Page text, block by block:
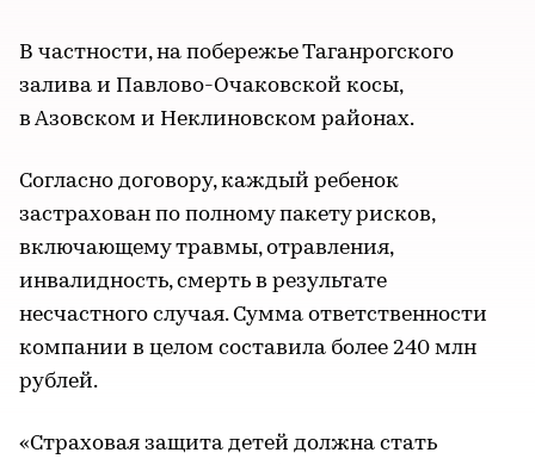
В частности, на побережье Таганрогского
залива и Павлово-Очаковской косы,
в Азовском и Неклиновском районах.
Согласно договору, каждый ребенок
застрахован по полному пакету рисков,
включающему травмы, отравления,
инвалидность, смерть в результате
несчастного случая. Сумма ответственности
компании в целом составила более 240 млн
рублей.
«Страховая защита детей должна стать